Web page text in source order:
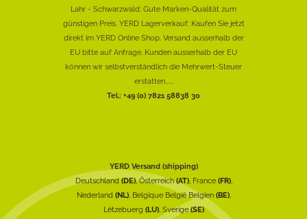
Lahr - Schwarzwald: Gute Marken-Qualität zum
günstigen Preis. YERD Lagerverkauf: Kaufen Sie jetzt
direkt im YERD Online Shop. Versand ausserhalb der
EU bitte auf Anfrage. Kunden ausserhalb der EU
können wir selbstverständlich die Mehrwert-Steuer
erstatten......
Tel.: +49 (0) 7821 58838 30
YERD Versand (shipping)
Deutschland(DE), Österreich(AT), France (FR),
Nederland (NL), Belgique België Belgien (BE),
Lëtzebuerg (LU), Sverige(SE)